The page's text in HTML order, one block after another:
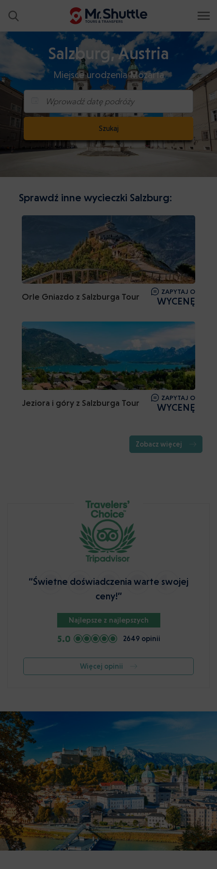
Salzburg, Austria
Miejsce urodzenia Mozarta
Wprowadź datę podróży
Szukaj
Sprawdź inne wycieczki Salzburg:
Orle Gniazdo z Salzburga Tour
ZAPYTAJ O
WYCENĘ
Jeziora i góry z Salzburga Tour
ZAPYTAJ O
WYCENĘ
Zobacz więcej
“Świetne doświadczenia warte swojej
ceny!”
Najlepsze z najlepszych
5.0 2649 opinii
Więcej opinii